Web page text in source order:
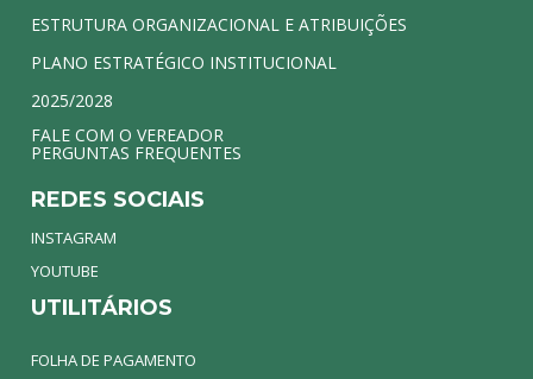
ESTRUTURA ORGANIZACIONAL E ATRIBUIÇÕES
PLANO ESTRATÉGICO INSTITUCIONAL
2025/2028
FALE COM O VEREADOR
PERGUNTAS FREQUENTES
REDES SOCIAIS
INSTAGRAM
YOUTUBE
UTILITÁRIOS
FOLHA DE PAGAMENTO